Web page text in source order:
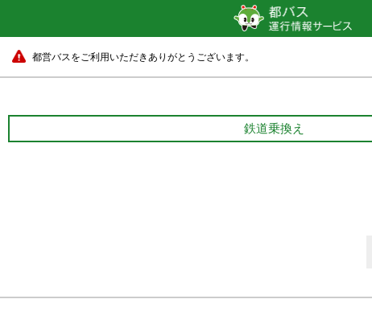
都営バスをご利用いただきありがとうございます。
鉄道乗換え